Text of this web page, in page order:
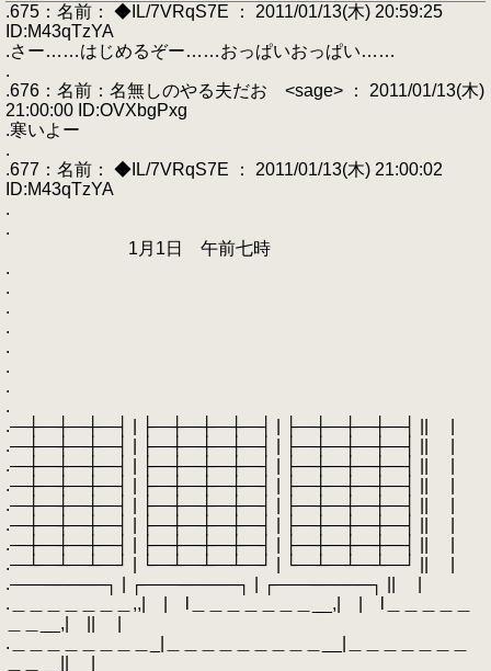
.675：名前： ◆IL/7VRqS7E ： 2011/01/13(木) 20:59:25
ID:M43qTzYA
.さー……はじめるぞー……おっぱいおっぱい……
.
.676：名前：名無しのやる夫だお <sage> ： 2011/01/13(木)
21:00:00 ID:OVXbgPxg
.寒いよー
.
.677：名前： ◆IL/7VRqS7E ： 2011/01/13(木) 21:00:02
ID:M43qTzYA
.
.
1月1日 午前七時
.
.
.
.
.
.
.
.
.―┼―┼―┼―┤ | ├―┼―┼―┼―┤ | ├―┼―┼―┼―┤ || |
.―┼―┼―┼―┤ | ├―┼―┼―┼―┤ | ├―┼―┼―┼―┤ || |
.―┼―┼―┼―┤ | ├―┼―┼―┼―┤ | ├―┼―┼―┼―┤ || |
.―┼―┼―┼―┤ | ├―┼―┼―┼―┤ | ├―┼―┼―┼―┤ || |
.―┼―┼―┼―┤ | ├―┼―┼―┼―┤ | ├―┼―┼―┼―┤ || |
.―┼―┼―┼―┤ | ├―┼―┼―┼―┤ | ├―┼―┼―┼―┤ || |
.―┼―┼―┼―┤ | ├―┼―┼―┼―┤ | ├―┼―┼―┼―┤ || |
.―┴―┴―┴―┘ | └―┴―┴―┴―┘ | └―┴―┴―┴―┘ || |
.――─────┐ | ┌――─────┐ | ┌――─────┐ || |
.＿＿＿＿＿＿＿,,| | l＿＿＿＿＿＿＿__,| | l＿＿＿＿＿
＿＿__,| || |
.＿＿＿＿＿＿＿＿_|＿＿＿＿＿＿＿＿＿__|＿＿＿＿＿＿＿